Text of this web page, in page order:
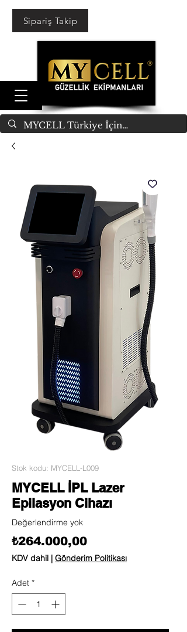
Sipariş Takip
Stok kodu: MYCELL-L009
MYCELL İPL Lazer
Epilasyon Cihazı
Değerlendirme yok
₺264.000,00Fiyat
KDV dahil | Gönderim Politikası
Adet *